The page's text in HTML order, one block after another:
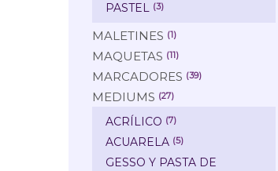
PASTEL (3)
MALETINES (1)
MAQUETAS (11)
MARCADORES (39)
MEDIUMS (27)
ACRÍLICO (7)
ACUARELA (5)
GESSO Y PASTA DE